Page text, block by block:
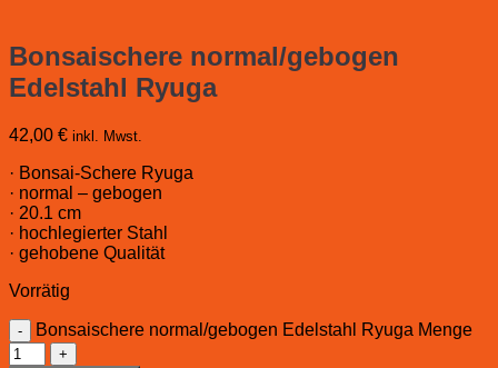
Bonsaischere normal/gebogen
Edelstahl Ryuga
42,00 € inkl. Mwst.
· Bonsai-Schere Ryuga
· normal – gebogen
· 20.1 cm
· hochlegierter Stahl
· gehobene Qualität
Vorrätig
Bonsaischere normal/gebogen Edelstahl Ryuga Menge